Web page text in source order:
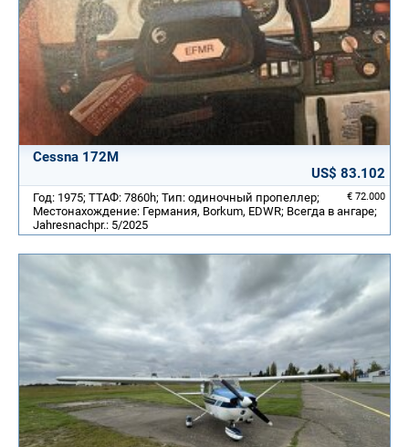
Cessna 172M
US$ 83.102
€ 72.000
Год: 1975; ТТАФ: 7860h; Тип: одиночный пропеллер;
Местонахождение: Германия, Borkum, EDWR; Всегда в ангаре;
Jahresnachpr.: 5/2025